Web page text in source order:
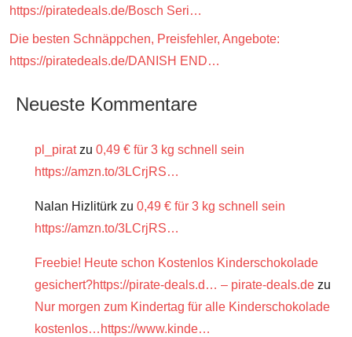
https://piratedeals.de/Bosch Seri…
Die besten Schnäppchen, Preisfehler, Angebote:
https://piratedeals.de/DANISH END…
Neueste Kommentare
pl_piratzu 0,49 € für 3 kg schnell sein
https://amzn.to/3LCrjRS…
Nalan Hizlitürk zu 0,49 € für 3 kg schnell sein
https://amzn.to/3LCrjRS…
Freebie! Heute schon Kostenlos Kinderschokolade
gesichert?https://pirate-deals.d… – pirate-deals.de zu
Nur morgen zum Kindertag für alle Kinderschokolade
kostenlos…https://www.kinde…